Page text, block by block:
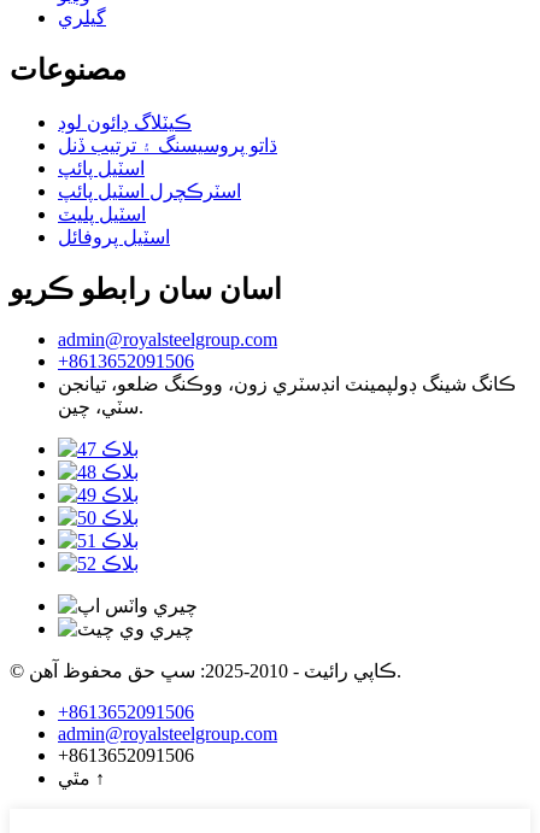
گيلري
مصنوعات
ڪيٽلاگ ڊائون لوڊ
ڌاتو پروسيسنگ ۽ ترتيب ڏنل
اسٽيل پائپ
اسٽرڪچرل اسٽيل پائپ
اسٽيل پليٽ
اسٽيل پروفائل
اسان سان رابطو ڪريو
admin@royalsteelgroup.com
+8613652091506
ڪانگ شينگ ڊولپمينٽ انڊسٽري زون، ووڪنگ ضلعو، تيانجن
سٽي، چين.
© ڪاپي رائيٽ - 2010-2025: سڀ حق محفوظ آهن.
+8613652091506
admin@royalsteelgroup.com
+8613652091506
مٿي ↑